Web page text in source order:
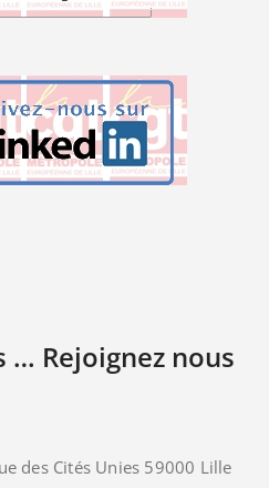
… Rejoignez nous
des Cités Unies 59000 Lille